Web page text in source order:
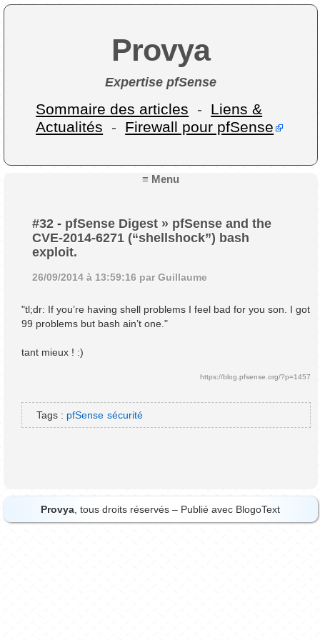
Provya
Expertise pfSense
Sommaire des articles - Liens &
Actualités - Firewall pour pfSense
≡ Menu
#32 - pfSense Digest » pfSense and the
CVE-2014-6271 (“shellshock”) bash
exploit.
26/09/2014 à 13:59:16 par Guillaume
"tl;dr: If you’re having shell problems I feel bad for you son. I got
99 problems but bash ain’t one."
tant mieux ! :)
https://blog.pfsense.org/?p=1457
Tags : pfSense sécurité
Provya, tous droits réservés – Publié avec BlogoText